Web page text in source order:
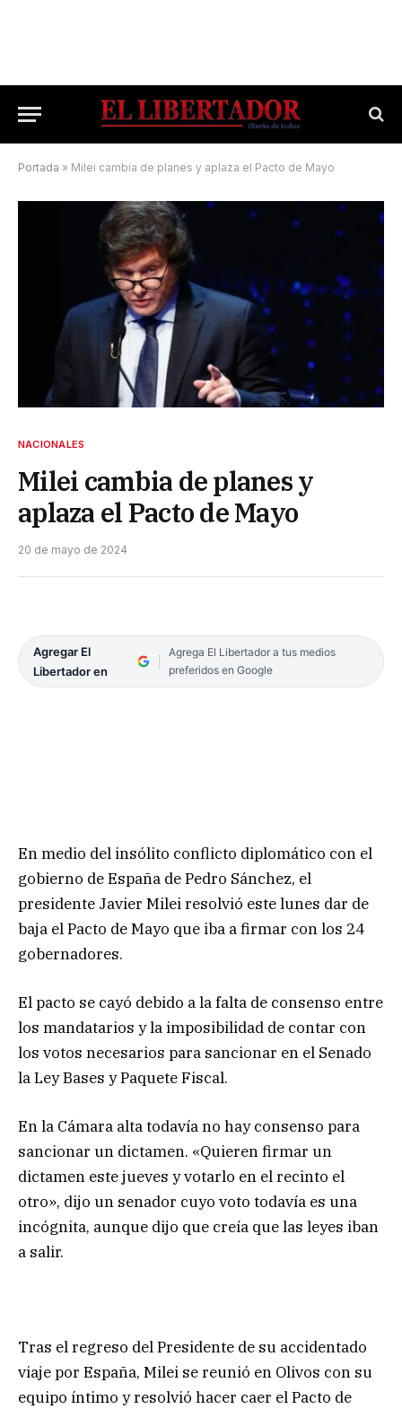
Portada » Milei cambia de planes y aplaza el Pacto de Mayo
NACIONALES
Milei cambia de planes y
aplaza el Pacto de Mayo
20 de mayo de 2024
Agregar El
Libertador en
Agrega El Libertador a tus medios
preferidos en Google
En medio del insólito conflicto diplomático con el
gobierno de España de Pedro Sánchez, el
presidente Javier Milei resolvió este lunes dar de
baja el Pacto de Mayo que iba a firmar con los 24
gobernadores.
El pacto se cayó debido a la falta de consenso entre
los mandatarios y la imposibilidad de contar con
los votos necesarios para sancionar en el Senado
la Ley Bases y Paquete Fiscal.
En la Cámara alta todavía no hay consenso para
sancionar un dictamen. «Quieren firmar un
dictamen este jueves y votarlo en el recinto el
otro», dijo un senador cuyo voto todavía es una
incógnita, aunque dijo que creía que las leyes iban
a salir.
Tras el regreso del Presidente de su accidentado
viaje por España, Milei se reunió en Olivos con su
equipo íntimo y resolvió hacer caer el Pacto de